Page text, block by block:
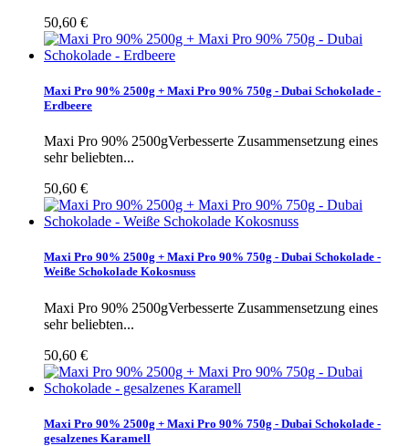
50,60 €
Maxi Pro 90% 2500g + Maxi Pro 90% 750g - Dubai Schokolade -
Erdbeere
Maxi Pro 90% 2500gVerbesserte Zusammensetzung eines
sehr beliebten...
50,60 €
Maxi Pro 90% 2500g + Maxi Pro 90% 750g - Dubai Schokolade -
Weiße Schokolade Kokosnuss
Maxi Pro 90% 2500gVerbesserte Zusammensetzung eines
sehr beliebten...
50,60 €
Maxi Pro 90% 2500g + Maxi Pro 90% 750g - Dubai Schokolade -
gesalzenes Karamell